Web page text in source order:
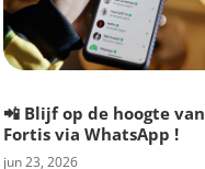
📲 Blijf op de hoogte van
Fortis via WhatsApp !
jun 23, 2026